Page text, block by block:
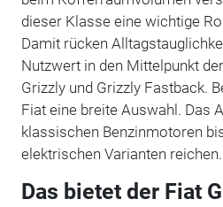
dieser Klasse eine wichtige
Damit rücken
Nutzwert in den Mittelpunkt
Grizzly und Grizzly Fastback.
Fiat eine breite Auswahl. Das
klassischen Benzinmotoren
elektrischen Varianten reichen.
Das bietet der Fiat